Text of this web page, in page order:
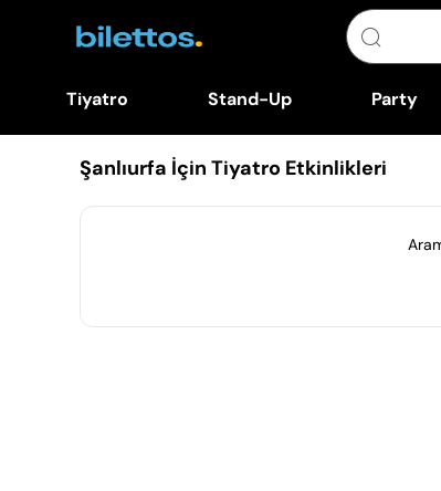
Tiyatro Stand-Up Party
Şanlıurfa İçin Tiyatro Etkinlikleri